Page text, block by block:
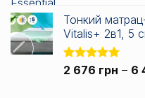
Тонкий
Vitalis+ 2в1, 5
Оцінено в
2 676 грн – 6